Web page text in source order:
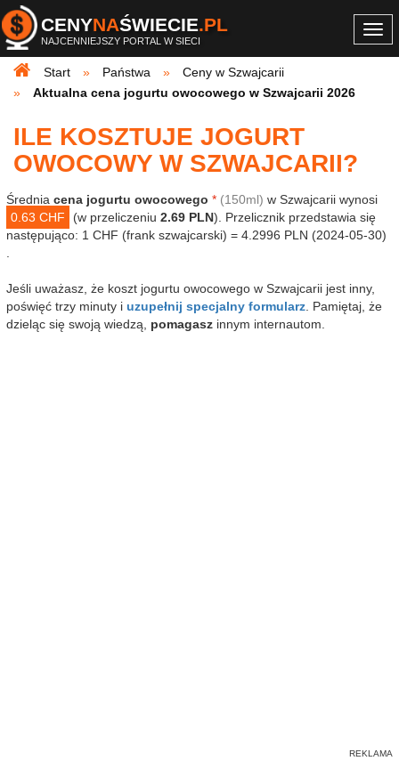
CENYNAŚWIECIE.PL
NAJCENNIEJSZY PORTAL W SIECI
Start
Państwa
Ceny w Szwajcarii
Aktualna cena jogurtu owocowego w Szwajcarii 2026
ILE KOSZTUJE JOGURT
OWOCOWY W SZWAJCARII?
Średnia cena jogurtu owocowego * (150ml) w Szwajcarii wynosi
0.63 CHF
(w przeliczeniu 2.69 PLN). Przelicznik przedstawia się
następująco: 1 CHF (frank szwajcarski) = 4.2996 PLN (2024-05-30)
Jeśli uważasz, że koszt jogurtu owocowego w Szwajcarii jest inny,
poświęć trzy minuty i uzupełnij specjalny formularz . Pamiętaj, że
dzieląc się swoją wiedzą, pomagasz innym internautom.